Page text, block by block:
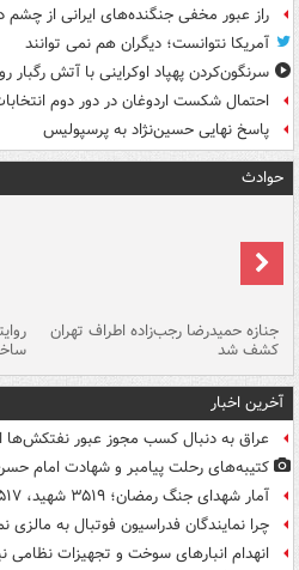
راز عبور مخفی جنگنده‌های ایرانی از
آمریکا نتوانست؛ دیگران هم نمی توانند
سرنگون‌کردن پهپاد اوکراینی با آتش رگبار
احتمال شکست اردوغان در دور دوم
پاسخ نهایی حسین‌نژاد به پرسپولیس
حوادث
جنازه حمیدرضا رجب‌زاده اطراف تهران
کشف شد
آخرین اخبار
عراق به دنبال کسب مجوز عبور نفتکش‌ها
کتیبه‌های رحلت پیامبر و شهادت امام
آمار شهدای جنگ رمضان؛ ۳۵۱۹ شهید، ۵۱۷ زن و ۲۷۰ دانش‌آموز
چرا نمایندگان فدراسیون فوتبال به مالزی
انهدام انبارهای سوخت و تجهیزات